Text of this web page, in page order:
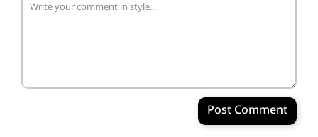
Post Comment